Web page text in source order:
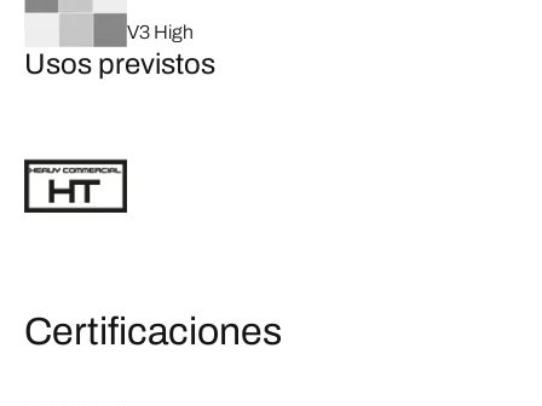
V3 High
Usos previstos
Certificaciones